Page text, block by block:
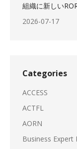
組織に新しい
2026-07-17
Categories
ACCESS
ACTFL
AORN
Business Expert